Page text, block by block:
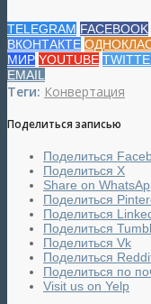
TELEGRAM FACEBOOK
ВКОНТАКТЕ
МИР YOUTUBE
EMAIL
Теги: Конвертация
Поделиться записью
Поделиться
Поделиться X
Share on
Поделиться
Поделиться
Поделиться
Поделиться Vk
Поделиться
Поделиться по
Visit us on Yelp